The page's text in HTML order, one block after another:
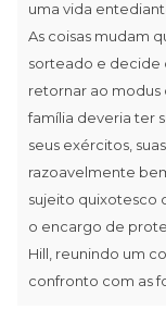
uma vida
As coisas mudam
sorteado e decide
retornar ao modus
família deveria ter
seus exércitos,
razoavelmente
sujeito quixotesco
o encargo de
Hill, reunindo um
confronto com as